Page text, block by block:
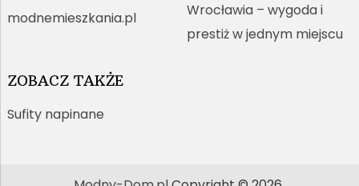
modnemieszkania.pl
Wrocławia – wygoda i
prestiż w jednym miejscu
ZOBACZ TAKŻE
Sufity napinane